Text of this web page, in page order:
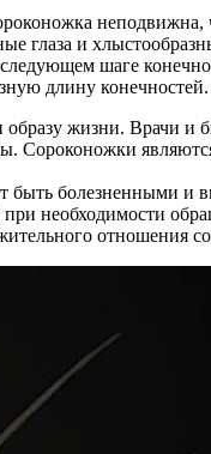
глаза и
шаге
длину конечностей.
жизни. Врачи и
Сороконожки
болезненными и
необходимости
отношения